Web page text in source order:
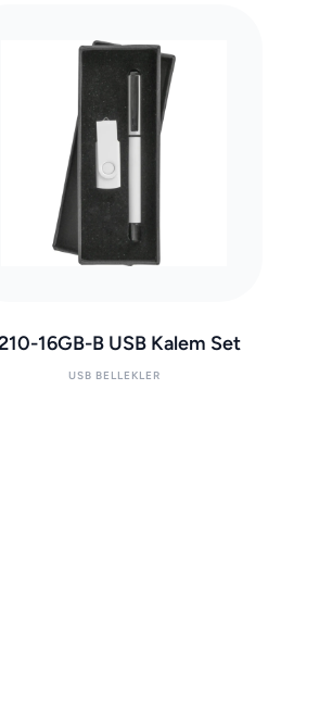
16GB-B USB Kalem Set
USB BELLEKLER